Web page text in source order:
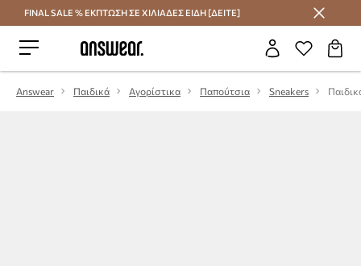
Εξοικονομήστε με το Answear Club
FINAL SALE % ΕΚΠΤΩΣΗ ΣΕ ΧΙΛΙΑΔΕΣ ΕΙΔΗ [ΔΕΙΤΕ]
Answear Παιδικά Αγορίστικα Παπούτσια Sneakers